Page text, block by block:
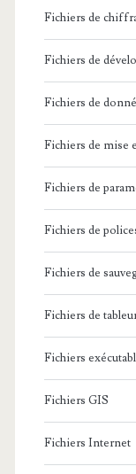
Fichiers de
Fichiers de
Fichiers de
Fichiers de mise
Fichiers de
Fichiers de
Fichiers de
Fichiers de
Fichiers
Fichiers GIS
Fichiers Internet